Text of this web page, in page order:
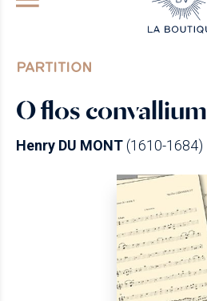
PARTITION
O flos convallium
Henry DU MONT(1610-1684)